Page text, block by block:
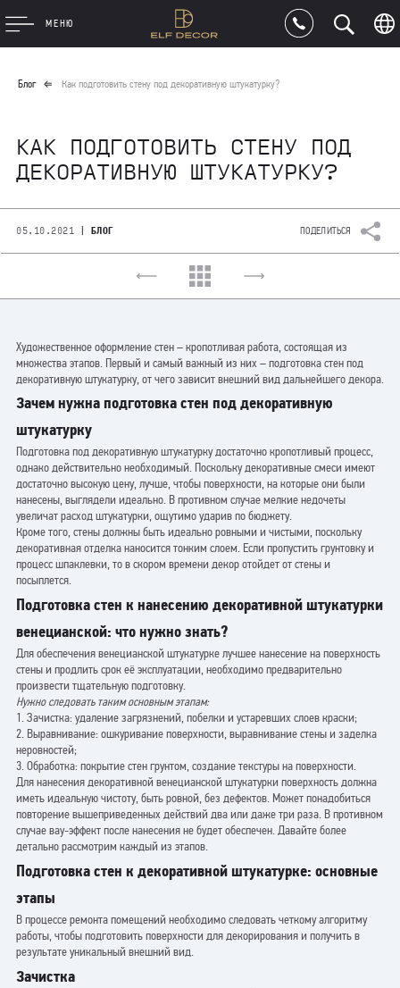
МЕНЮ
Блог Как подготовить стену под декоративную штукатурку?
КАК ПОДГОТОВИТЬ СТЕНУ ПОД
ДЕКОРАТИВНУЮ ШТУКАТУРКУ?
05.10.2021 | БЛОГ ПОДЕЛИТЬСЯ
Художественное оформление стен – кропотливая работа, состоящая из
множества этапов. Первый и самый важный из них – подготовка стен под
декоративную штукатурку, от чего зависит внешний вид дальнейшего декора.
Зачем нужна подготовка стен под декоративную
штукатурку
Подготовка под декоративную штукатурку достаточно кропотливый процесс,
однако действительно необходимый. Поскольку декоративные смеси имеют
достаточно высокую цену, лучше, чтобы поверхности, на которые они были
нанесены, выглядели идеально. В противном случае мелкие недочеты
увеличат расход штукатурки, ощутимо ударив по бюджету.
Кроме того, стены должны быть идеально ровными и чистыми, поскольку
декоративная отделка наносится тонким слоем. Если пропустить грунтовку и
процесс шпаклевки, то в скором времени декор отойдет от стены и
посыплется.
Подготовка стен к нанесению декоративной штукатурки
венецианской: что нужно знать?
Для обеспечения венецианской штукатурке лучшее нанесение на поверхность
стены и продлить срок её эксплуатации, необходимо предварительно
произвести тщательную подготовку.
Нужно следовать таким основным этапам:
1. Зачистка: удаление загрязнений, побелки и устаревших слоев краски;
2. Выравнивание: ошкуривание поверхности, выравнивание стены и заделка
неровностей;
3. Обработка: покрытие стен грунтом, создание текстуры на поверхности.
Для нанесения декоративной венецианской штукатурки поверхность должна
иметь идеальную чистоту, быть ровной, без дефектов. Может понадобиться
повторение вышеприведенных действий два или даже три раза. В противном
случае вау-эффект после нанесения не будет обеспечен. Давайте более
детально рассмотрим каждый из этапов.
Подготовка стен к декоративной штукатурке: основные
этапы
В процессе ремонта помещений необходимо следовать четкому алгоритму
работы, чтобы подготовить поверхности для декорирования и получить в
результате уникальный внешний вид.
Зачистка